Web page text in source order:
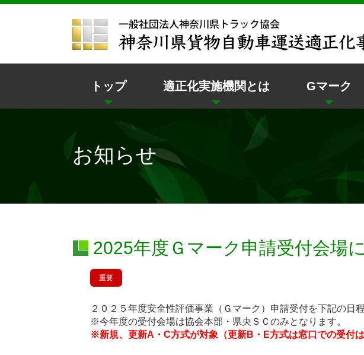
トップ 適正化実施機関とは Gマーク
お知らせ
2025年度Ｇマーク申請受付会場
重要
２０２５ 年度安全性評価事業（Ｇマーク）申請受付を下記の日
※今年度の受付会場は協会本部・県央ＳＣのみとなります。
※新規、更新A・C方式が対象 （更新B・E方式は窓口での受付